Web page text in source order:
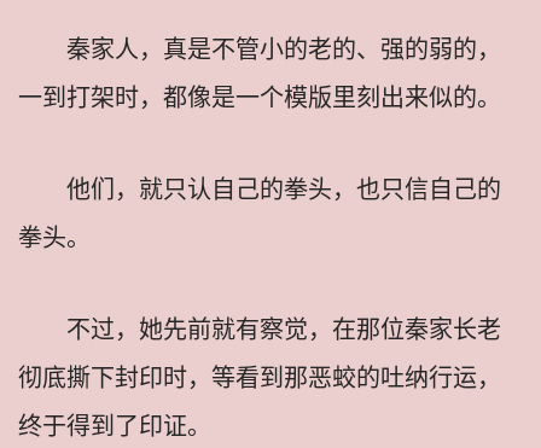
秦家人，真是不管小的老的、强的弱的，
一到打架时，都像是一个模版里刻出来似的。
他们，就只认自己的拳头，也只信自己的
拳头。
不过，她先前就有察觉，在那位秦家长老
彻底撕下封印时，等看到那恶蛟的吐纳行运，
终于得到了印证。